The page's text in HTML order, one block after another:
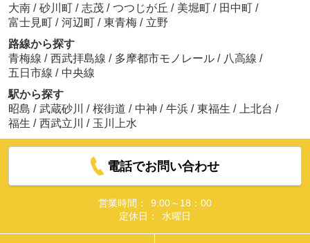
大南 / 砂川町 / 志茂 / つつじが丘 / 美堀町 / 田中町 /
富士見町 / 河辺町 / 東青梅 / 立野
路線から探す
青梅線 / 西武拝島線 / 多摩都市モノレール / 八高線 /
五日市線 / 中央線
駅から探す
昭島 / 武蔵砂川 / 桜街道 / 中神 / 牛浜 / 東福生 / 上北台 /
福生 / 西武立川 / 玉川上水
電話でお問い合わせ
営業時間：
9:00～18：00
定休日：
水曜日